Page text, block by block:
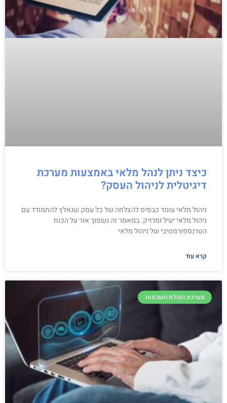
כיצד ניתן לנהל מלאי באמצעות מערכת
דיגיטלית לניהול העסק?
ניהול מלאי עומד כבסיס להצלחה של כל עסק שנאלץ להתמודד עם
ניהול מלאי יעיל ומדויק. במאמר זה נשפוך אור על הכוח
הטרנספורמטיבי של ניהול מלאי
קרא עוד
מערכת הנהלת חשבונות